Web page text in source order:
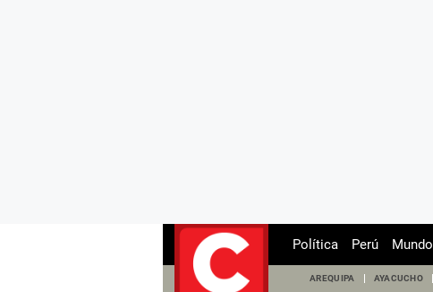
Política Perú Mundo
AREQUIPA AYACUCHO